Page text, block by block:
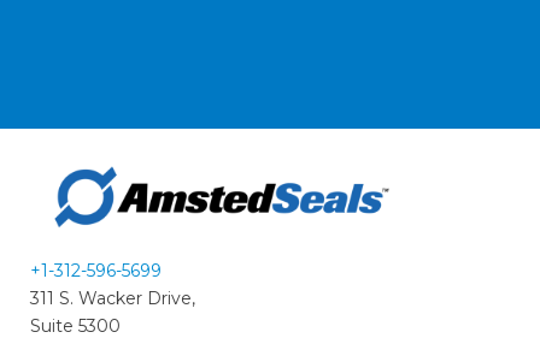
+1-312-596-5699
311 S. Wacker Drive,
Suite 5300